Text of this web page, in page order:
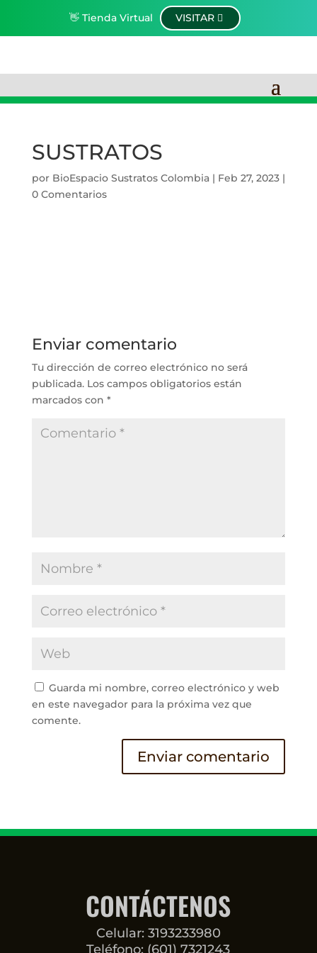
👋 Tienda Virtual VISITAR
SUSTRATOS
por BioEspacio Sustratos Colombia| Feb 27, 2023|
0 Comentarios
Enviar comentario
Tu dirección de correo electrónico no será
publicada. Los campos obligatorios están
marcados con *
Guarda mi nombre, correo electrónico y web
en este navegador para la próxima vez que
comente.
CONTÁCTENOS
Celular: 3193233980
Teléfono: (601) 7321243